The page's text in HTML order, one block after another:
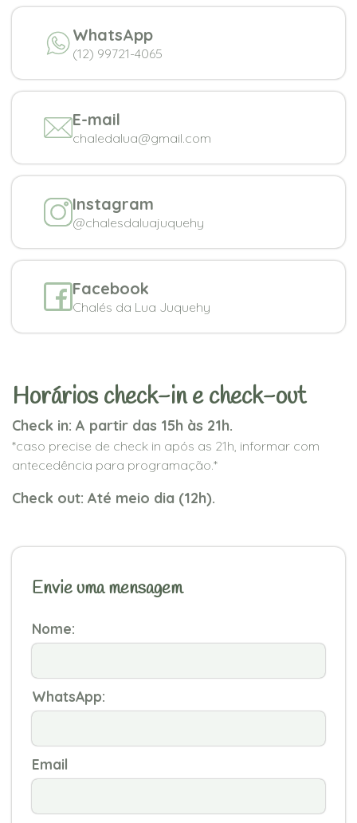
WhatsApp
(12) 99721-4065
E-mail
chaledalua@gmail.com
Instagram
@chalesdaluajuquehy
Facebook
Chalés da Lua Juquehy
Horários check-in e check-out
Check in: A partir das 15h às 21h.
*caso precise de check in após as 21h, informar com
antecedência para programação.*
Check out: Até meio dia (12h).
Envie uma mensagem
Nome:
WhatsApp:
Email